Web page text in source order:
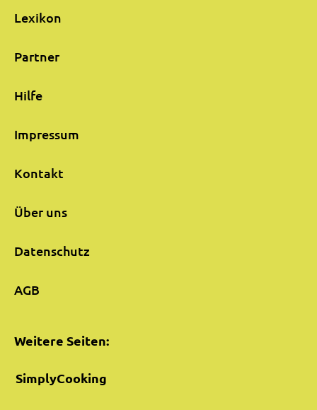
Lexikon
Partner
Hilfe
Impressum
Kontakt
Über uns
Datenschutz
AGB
Weitere Seiten:
SimplyCooking